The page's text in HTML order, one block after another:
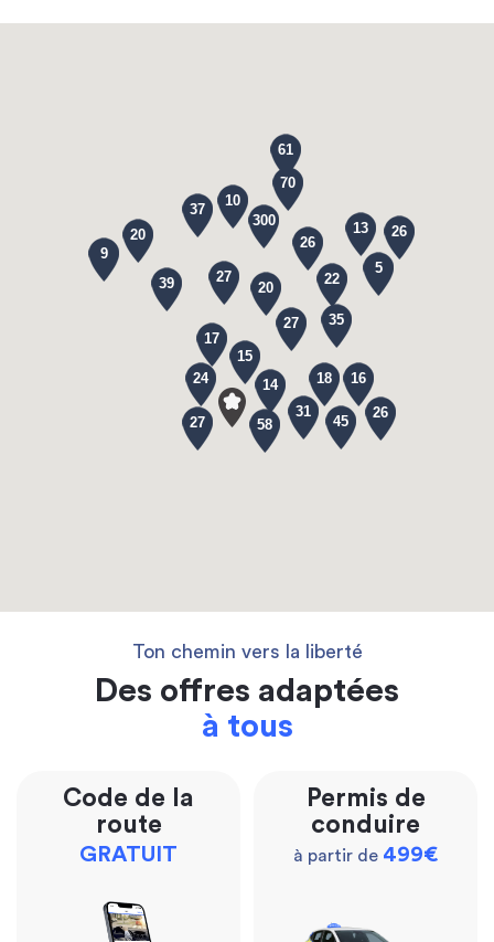
35
70
27
16
26
26
58
14
45
37
17
20
15
22
300
20
18
9
24
31
27
39
13
61
27
26
10
5
Ton chemin vers la liberté
Des offres adaptées
à tous
Code de la
route
GRATUIT
Permis de
conduire
à partir de 499€